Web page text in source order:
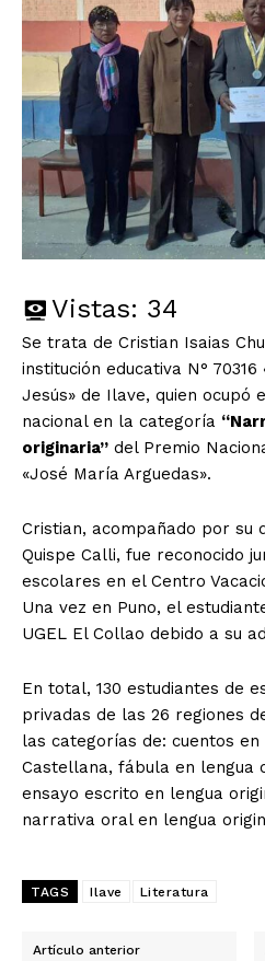
Vistas: 34
Se trata de Cristian Isaias
institución educativa N°
Jesús» de Ilave, quien ocupó
nacional en la categoría
originaria” del Premio
«José María Arguedas».
Cristian, acompañado por su
Quispe Calli, fue reconocido
escolares en el Centro
Una vez en Puno, el
UGEL El Collao debido a su
En total, 130 estudiantes de
privadas de las 26 regiones
las categorías de: cuentos en
Castellana, fábula en lengua
ensayo escrito en lengua
narrativa oral en lengua
TAGS Ilave Literatura
Artículo anterior